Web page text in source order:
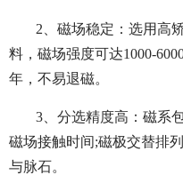
2、磁场稳定：选用高
料，磁场强度可达1000-
年，不易退磁。
3、分选精度高：磁系
磁场接触时间;磁极交替排
与脉石。